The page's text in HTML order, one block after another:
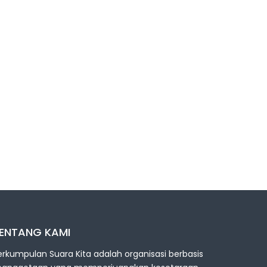
KAMI
Suara Kita adalah organisasi berbasis